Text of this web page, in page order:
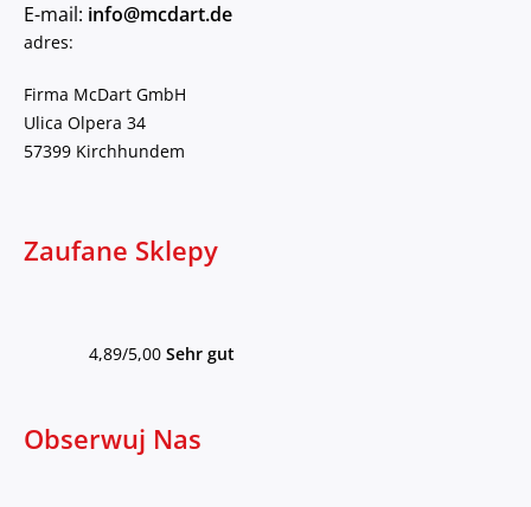
E-mail: info@mcdart.de
adres:
Firma McDart GmbH
Ulica Olpera 34
57399 Kirchhundem
Zaufane Sklepy
4,89/5,00 Sehr gut
Obserwuj Nas